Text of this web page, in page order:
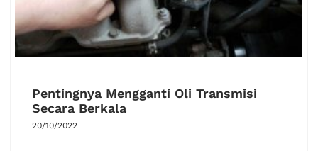
Pentingnya Mengganti Oli Transmisi
Secara Berkala
20/10/2022